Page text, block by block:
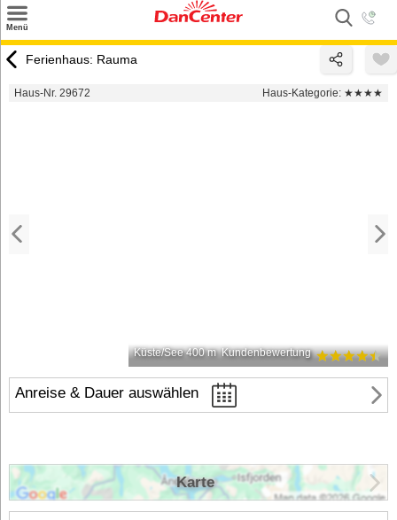
Menü
Urlaubsziele
Ferienhaus: Rauma
Haus-Nr. 29672 Haus-Kategorie: ★★★★
Küste/See 400 m Kundenbewertung
Anreise & Dauer auswählen
Karte